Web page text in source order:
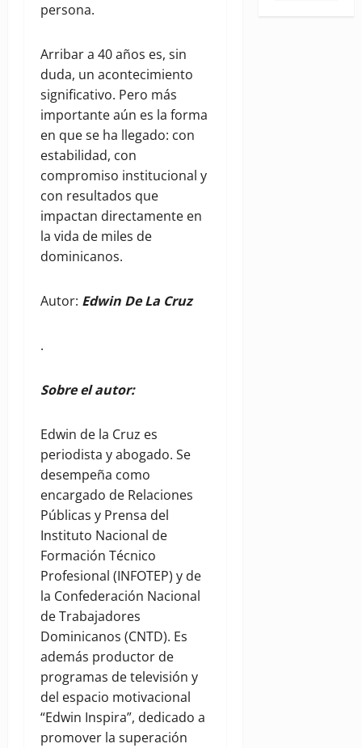
persona.
Arribar a 40 años es, sin
duda, un acontecimiento
significativo. Pero más
importante aún es la forma
en que se ha llegado: con
estabilidad, con
compromiso institucional y
con resultados que
impactan directamente en
la vida de miles de
dominicanos.
Autor: Edwin De La Cruz
.
Sobre el autor:
Edwin de la Cruz es
periodista y abogado. Se
desempeña como
encargado de Relaciones
Públicas y Prensa del
Instituto Nacional de
Formación Técnico
Profesional (INFOTEP) y de
la Confederación Nacional
de Trabajadores
Dominicanos (CNTD). Es
además productor de
programas de televisión y
del espacio motivacional
“Edwin Inspira”, dedicado a
promover la superación